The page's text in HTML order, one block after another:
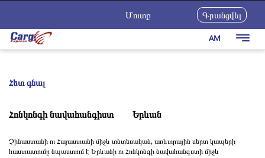
Մուտք Գրանցվել
AM
Ծառայություններ
Հետադարձ կապ
Կարիերա
Հետ գնալ
Հոնկոնգի նավահանգիստ Երևան
Չինաստանի ու Հայաստանի միջև տնտեսական, առևտրային սերտ կապերի
հաստատումը նպաստում է Երևանի ու Հոնկոնգի նավահանգստի միջև